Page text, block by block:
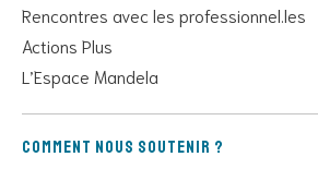
Rencontres avec les professionnel.les
Actions Plus
L’Espace Mandela
Comment nous soutenir ?